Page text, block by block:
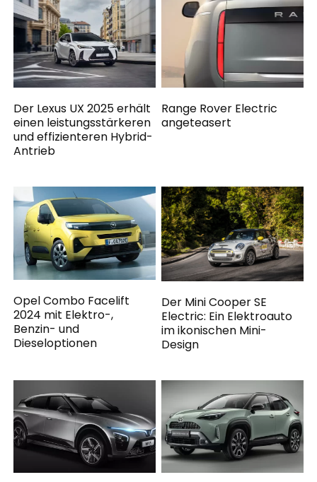
Der Lexus UX 2025 erhält
einen leistungsstärkeren
und effizienteren Hybrid-
Antrieb
Range Rover Electric
angeteasert
Opel Combo Facelift
2024 mit Elektro-,
Benzin- und
Dieseloptionen
Der Mini Cooper SE
Electric: Ein Elektroauto
im ikonischen Mini-
Design